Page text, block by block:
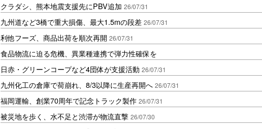
クラダシ、熊本地震支援先にPBV追加 26/07/31
九州道など3橋で重大損傷、最大1.5mの段差 26/07/31
利他フーズ、商品出荷を順次再開 26/07/31
食品物流に迫る危機、異業種連携で弾力性確保を
日赤・グリーンコープなど4団体が支援活動 26/07/31
九州化工の倉庫で荷崩れ、8/3以降に生産再開へ 26/07/31
福岡運輸、創業70周年で記念トラック製作 26/07/31
被災地を歩く、水不足と渋滞が物流直撃 26/07/30